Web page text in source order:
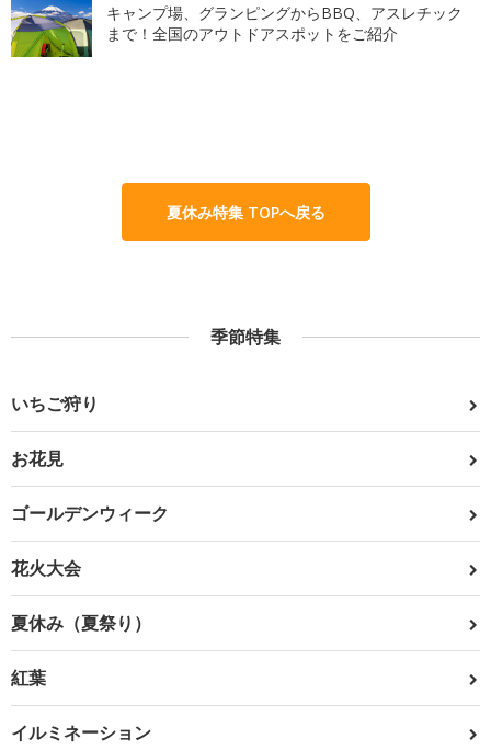
キャンプ場、グランピングからBBQ、アスレチック
まで！全国のアウトドアスポットをご紹介
夏休み特集 TOPへ戻る
季節特集
いちご狩り
お花見
ゴールデンウィーク
花火大会
夏休み（夏祭り）
紅葉
イルミネーション